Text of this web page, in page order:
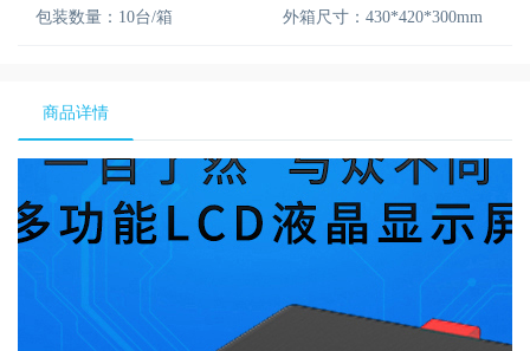
包装数量：10台/箱
外箱尺寸：430*420*300mm
商品详情